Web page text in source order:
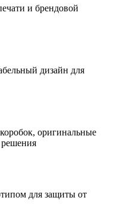
и брендовой
дизайн для
оригинальные
для защиты от